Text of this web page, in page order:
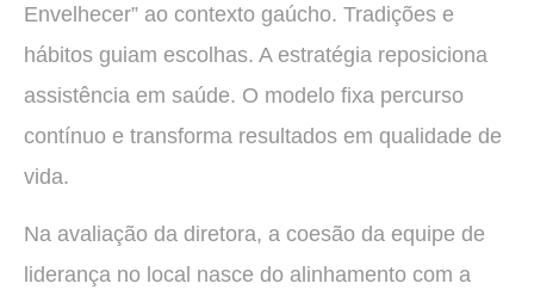
Envelhecer” ao contexto gaúcho. Tradições e
hábitos guiam escolhas. A estratégia reposiciona
assistência em saúde. O modelo fixa percurso
contínuo e transforma resultados em qualidade de
vida.
Na avaliação da diretora, a coesão da equipe de
liderança no local nasce do alinhamento com a